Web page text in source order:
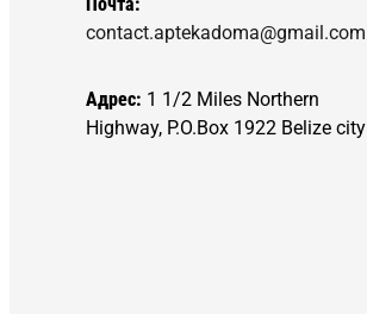
contact.aptekadoma@gmail.com
Адрес: 1 1/2 Miles Northern
Highway, P.O.Box 1922 Belize city